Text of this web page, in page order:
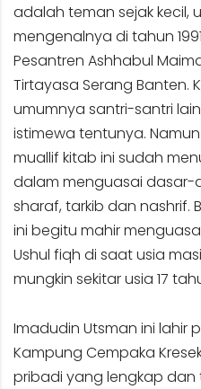
adalah teman sejak kecil,
mengenalnya di tahun
Pesantren Ashhabul
Tirtayasa Serang Banten.
umumnya santri-santri
istimewa tentunya.
muallif kitab ini sudah
dalam menguasai dasar-
sharaf, tarkib dan nashrif.
ini begitu mahir
Ushul fiqh di saat usia
mungkin sekitar usia 17
Imadudin Utsman ini lahir
Kampung Cempaka
pribadi yang lengkap dan